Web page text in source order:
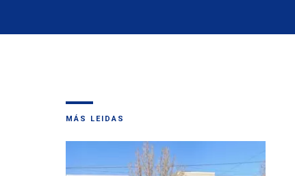
MÁS LEIDAS